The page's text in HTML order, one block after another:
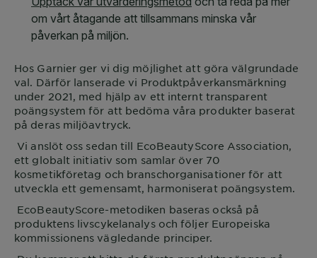
Hos Garnier ger vi dig möjlighet att göra välgrundade
val. Därför lanserade vi Produktpåverkansmärkning
under 2021, med hjälp av ett internt transparent
poängsystem för att bedöma våra produkter baserat
på deras miljöavtryck.
Vi anslöt oss sedan till EcoBeautyScore Association,
ett globalt initiativ som samlar över 70
kosmetikföretag och branschorganisationer för att
utveckla ett gemensamt, harmoniserat poängsystem.
EcoBeautyScore-metodiken baseras också på
produktens livscykelanalys och följer Europeiska
kommissionens vägledande principer.